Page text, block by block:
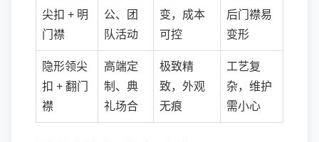
尖扣 + 明
门襟
公、团
队活动
变，成本
可控
后门襟易
变形
隐形领尖
扣 + 翻门
襟
高端定
制、典
礼场合
极致精
致，外观
无痕
工艺复
杂，维护
需小心